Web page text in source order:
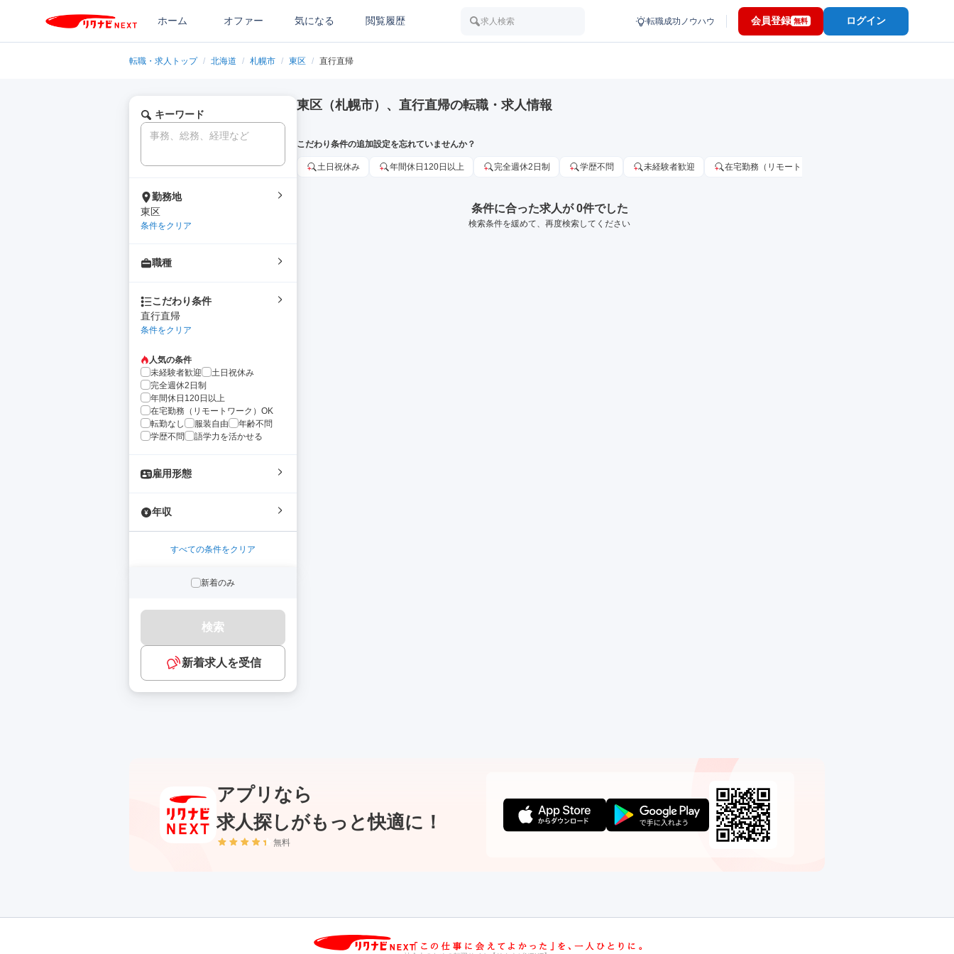
ホーム オファー 気になる 閲覧履歴 求人検索 転職成功ノウハウ 会員登録 無料 ログイン
転職・求人トップ / 北海道 / 札幌市 / 東区 / 直行直帰
キーワード
勤務地
東区
条件をクリア
職種
こだわり条件
直行直帰
条件をクリア
人気の条件
未経験者歓迎
土日祝休み
完全週休2日制
年間休日120日以上
在宅勤務（リモートワーク）OK
転勤なし
服装自由
年齢不問
学歴不問
語学力を活かせる
雇用形態
年収
すべての条件をクリア
新着のみ
検索
新着求人を受信
東区（札幌市）、直行直帰の転職・求人情報
こだわり条件の追加設定を忘れていませんか？
土日祝休み 年間休日120日以上 完全週休2日制 学歴不問 未経験者歓迎 在宅勤務（リモートワーク）OK
条件に合った求人が 0件でした
検索条件を緩めて、再度検索してください
アプリなら
求人探しがもっと快適に！
無料